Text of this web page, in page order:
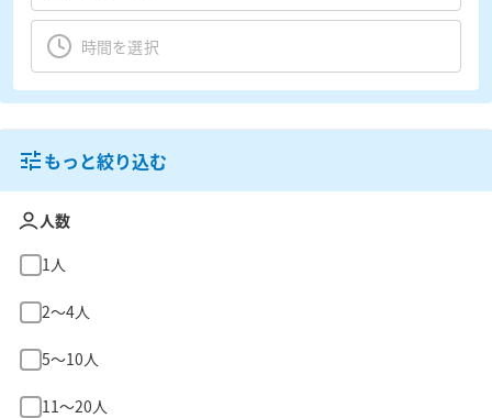
もっと絞り込む
人数
1人
2〜4人
5〜10人
11〜20人